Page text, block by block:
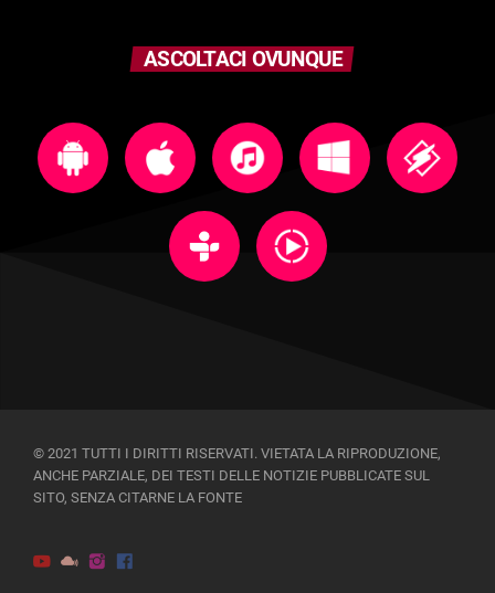
ASCOLTACI OVUNQUE
© 2021 TUTTI I DIRITTI RISERVATI. VIETATA LA RIPRODUZIONE,
ANCHE PARZIALE, DEI TESTI DELLE NOTIZIE PUBBLICATE SUL
SITO, SENZA CITARNE LA FONTE